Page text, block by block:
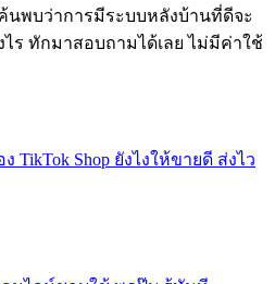
นพบว่าการมีระบบหลังบ้านที่ดีจะ
ร ทักมาสอบถามได้เลย ไม่มีค่าใช้
TikTok Shop ยังไงให้ขายดี ส่งไว